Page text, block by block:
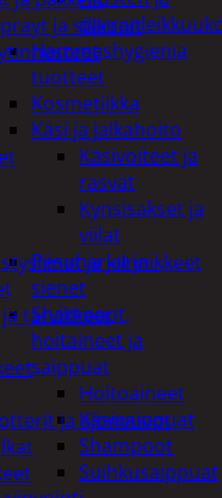
Hammashygienia
tuotteet
Kosmetiikka
Käsi ja jalkahoito
Käsivoiteet ja
rasvat
Kynsisakset ja
viilat
Pesuharjat ja -
sienet
Shampoot,
hoitaineet ja
saippuat
Hoitoaineet
Käsisaippuat
Shampoot
Suihkusaippuat
ja silikonit
ja kiinnikkeet
tarvikkeet
ja ajoneuvot